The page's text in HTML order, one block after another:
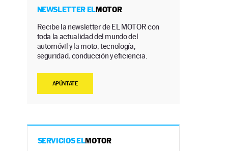
NEWSLETTER ELMOTOR
Recibe la newsletter de EL MOTOR con
toda la actualidad del mundo del
automóvil y la moto, tecnología,
seguridad, conducción y eficiencia.
APÚNTATE
SERVICIOS ELMOTOR